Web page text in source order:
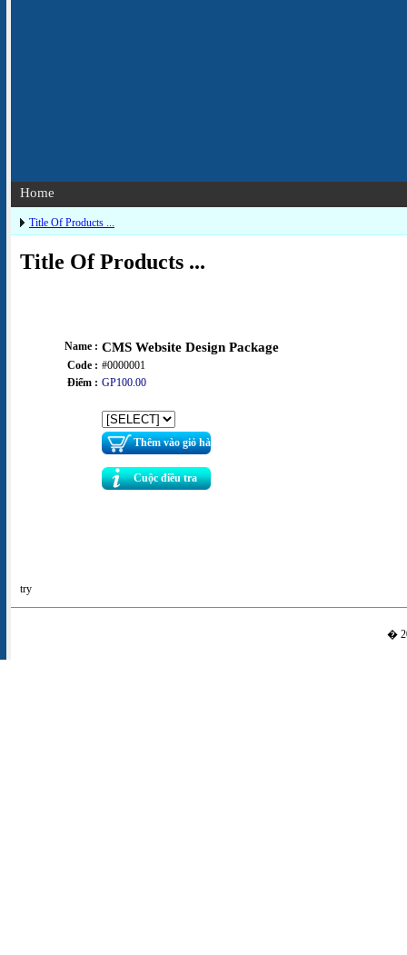
Home
Title Of Products ...
Title Of Products ...
Name : CMS Website Design Package
Code : #0000001
Điểm : GP100.00
Thêm vào giỏ hàng
Cuộc điều tra
try
�